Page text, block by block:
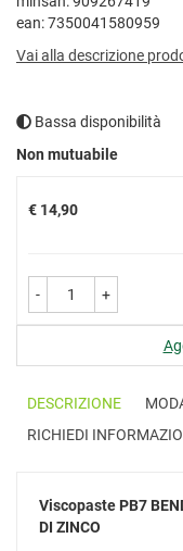
ean: 7350041580959
Vai alla descrizione
Bassa disponibilità
Non mutuabile
Prezzo
€ 14,90
- +
DESCRIZIONE
RICHIEDI
Viscopaste PB7
DI ZINCO